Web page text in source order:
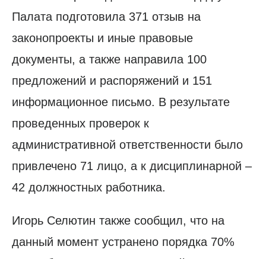
Палата подготовила 371 отзыв на
законопроекты и иные правовые
документы, а также направила 100
предложений и распоряжений и 151
информационное письмо. В результате
проведенных проверок к
административной ответственности было
привлечено 71 лицо, а к дисциплинарной –
42 должностных работника.
Игорь Селютин также сообщил, что на
данный момент устранено порядка 70%